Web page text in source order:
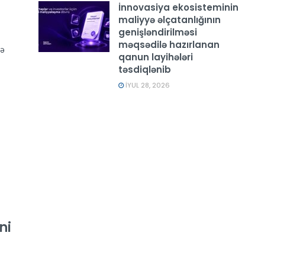
İnnovasiya ekosisteminin
maliyyə əlçatanlığının
genişləndirilməsi
məqsədilə hazırlanan
qanun layihələri
təsdiqlənib
İYUL 28, 2026